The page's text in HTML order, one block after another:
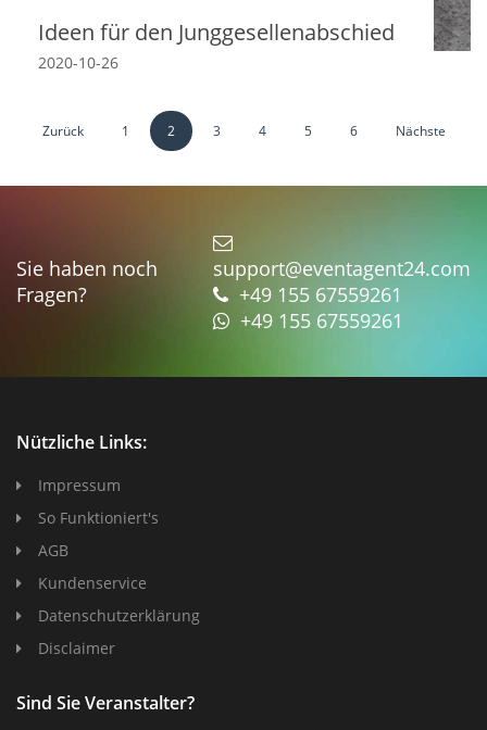
Ideen für den Junggesellenabschied
2020-10-26
Zurück 1 2 3 4 5 6 Nächste
Sie haben noch
Fragen?
support@eventagent24.com
+49 155 67559261
+49 155 67559261
Nützliche Links:
Impressum
So Funktioniert's
AGB
Kundenservice
Datenschutzerklärung
Disclaimer
Sind Sie Veranstalter?